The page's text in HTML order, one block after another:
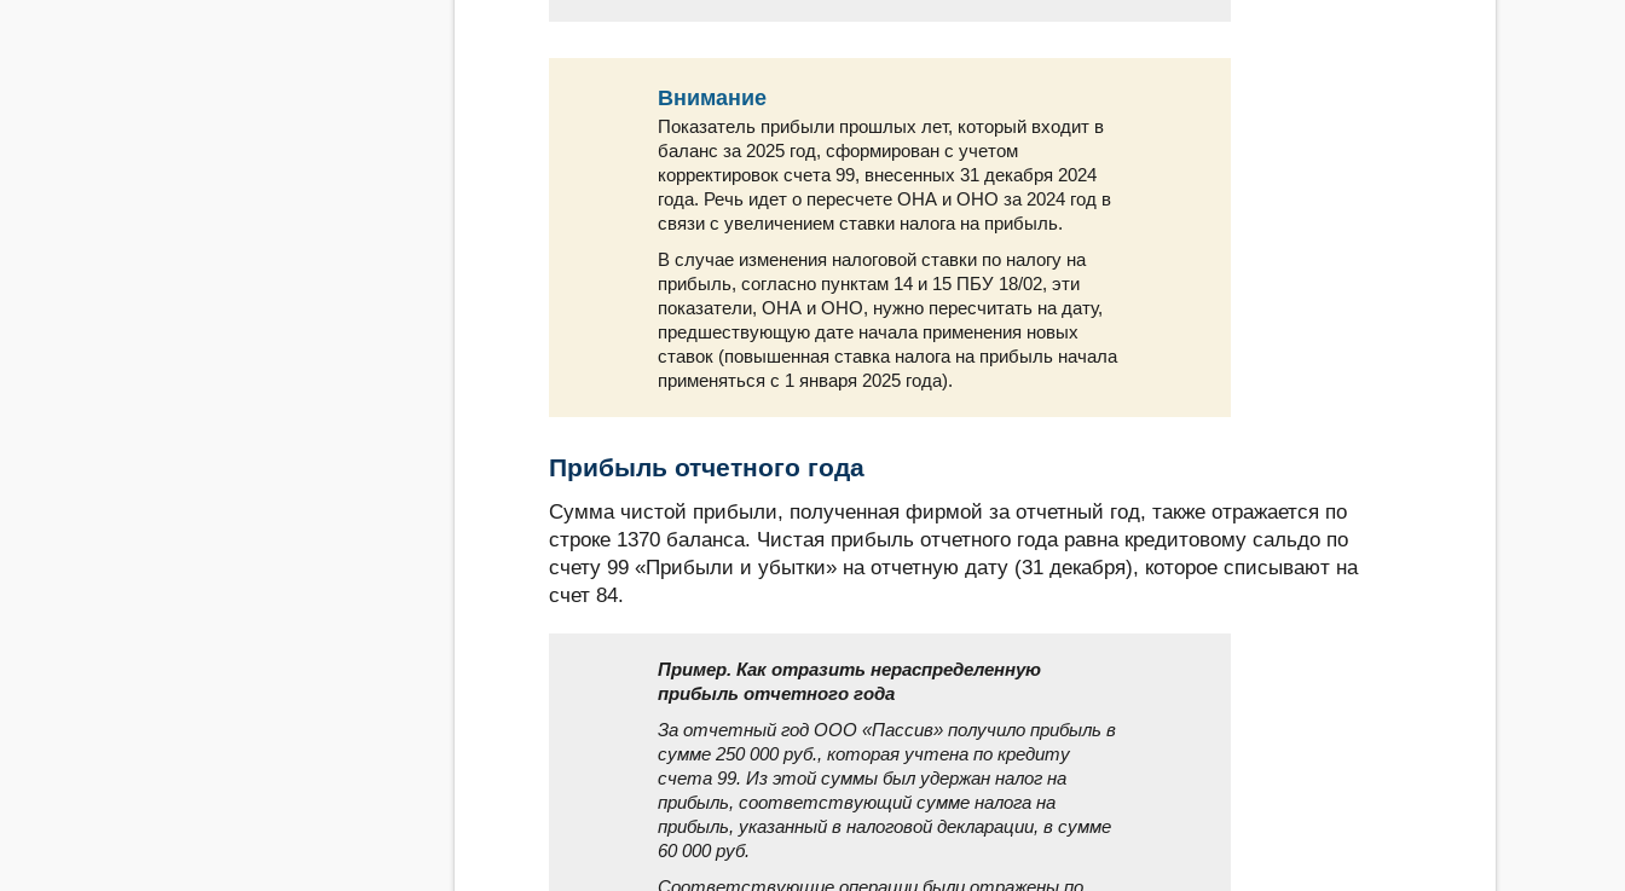
Внимание
Показатель прибыли прошлых лет, который входит в
баланс за 2025 год, сформирован с учетом
корректировок счета 99, внесенных 31 декабря 2024
года. Речь идет о пересчете ОНА и ОНО за 2024 год в
связи с увеличением ставки налога на прибыль.
В случае изменения налоговой ставки по налогу на
прибыль, согласно пунктам 14 и 15 ПБУ 18/02, эти
показатели, ОНА и ОНО, нужно пересчитать на дату,
предшествующую дате начала применения новых
ставок (повышенная ставка налога на прибыль начала
применяться с 1 января 2025 года).
Прибыль отчетного года
Сумма чистой прибыли, полученная фирмой за отчетный год, также отражается по
строке 1370 баланса. Чистая прибыль отчетного года равна кредитовому сальдо по
счету 99 «Прибыли и убытки» на отчетную дату (31 декабря), которое списывают на
счет 84.
Пример. Как отразить нераспределенную
прибыль отчетного года
За отчетный год ООО «Пассив» получило прибыль в
сумме 250 000 руб., которая учтена по кредиту
счета 99. Из этой суммы был удержан налог на
прибыль, соответствующий сумме налога на
прибыль, указанный в налоговой декларации, в сумме
60 000 руб.